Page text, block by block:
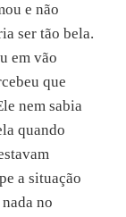
e não
ser tão bela.
em vão
que
nem sabia
quando
a situação
no